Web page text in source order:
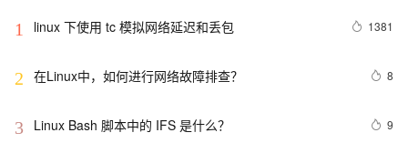
1 linux 下使用 tc 模拟网络延迟和丢包 1381
2 8
3 Linux Bash 脚本中的 IFS 是什么？ 9